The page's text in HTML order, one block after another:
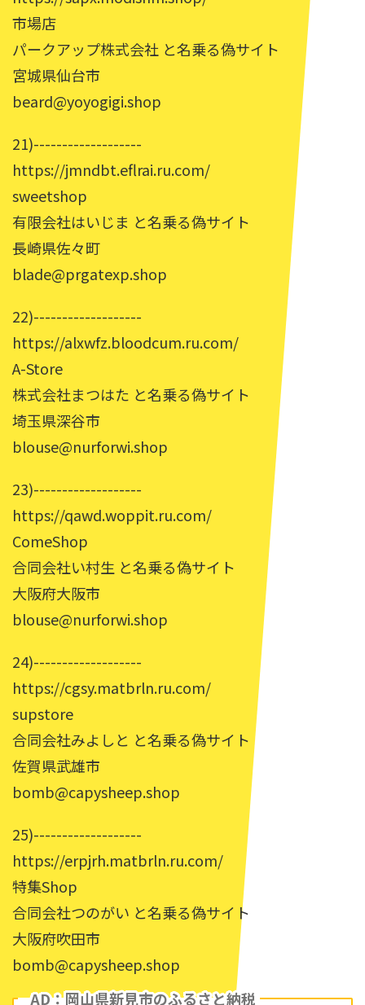
市場店
パークアップ株式会社 と名乗る偽サイト
宮城県仙台市
beard@yoyogigi.shop
21)-------------------
https://jmndbt.eflrai.ru.com/
sweetshop
有限会社はいじま と名乗る偽サイト
長崎県佐々町
blade@prgatexp.shop
22)-------------------
https://alxwfz.bloodcum.ru.com/
A-Store
株式会社まつはた と名乗る偽サイト
埼玉県深谷市
blouse@nurforwi.shop
23)-------------------
https://qawd.woppit.ru.com/
ComeShop
合同会社い村生 と名乗る偽サイト
大阪府大阪市
blouse@nurforwi.shop
24)-------------------
https://cgsy.matbrln.ru.com/
supstore
合同会社みよしと と名乗る偽サイト
佐賀県武雄市
bomb@capysheep.shop
25)-------------------
https://erpjrh.matbrln.ru.com/
特集Shop
合同会社つのがい と名乗る偽サイト
大阪府吹田市
bomb@capysheep.shop
AD：岡山県新見市のふるさと納税